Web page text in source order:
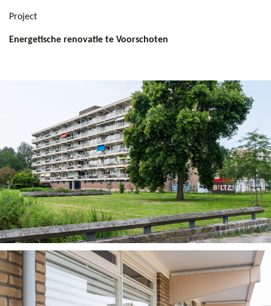
Project
Energetische renovatie te Voorschoten